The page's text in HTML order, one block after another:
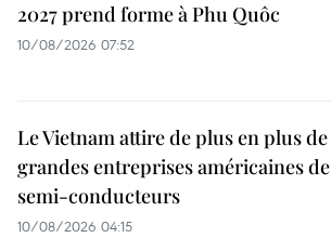
2027 prend forme à Phu Quôc
10/08/2026 07:52
Le Vietnam attire de plus en plus de
grandes entreprises américaines de
semi-conducteurs
10/08/2026 04:15